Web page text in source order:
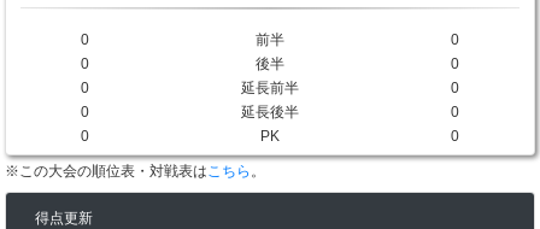
0 前半
0
0
後半
0
0
延長前半
0
0
延長後半
0
0
PK 0
※この大会の順位表・対戦表はこちら 。
得点更新